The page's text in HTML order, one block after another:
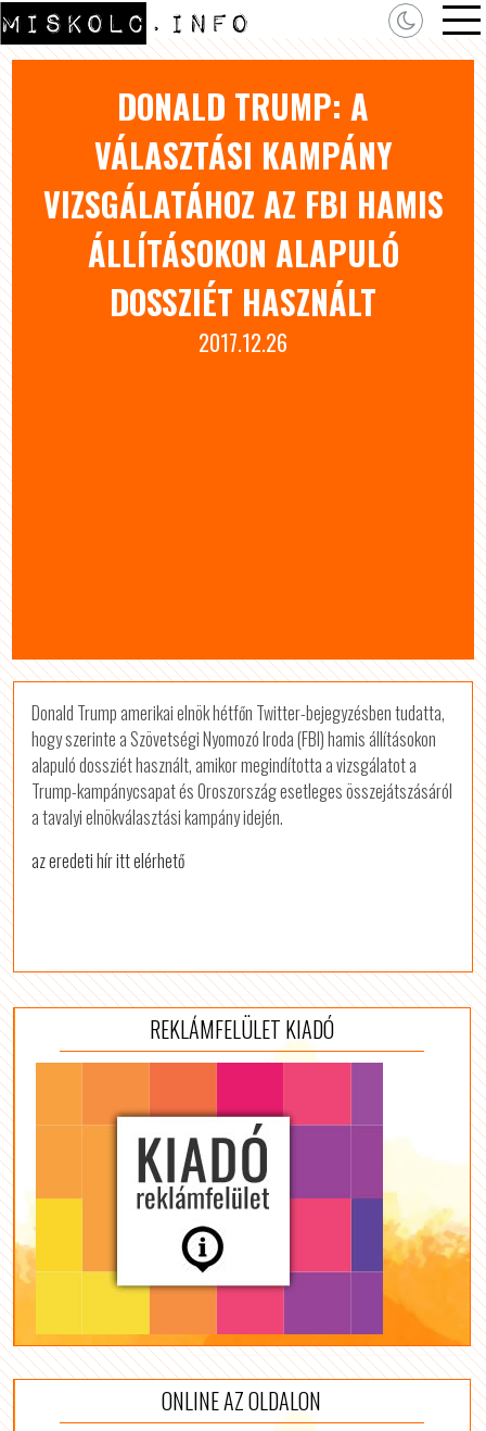
DONALD TRUMP: A
VÁLASZTÁSI KAMPÁNY
VIZSGÁLATÁHOZ AZ FBI HAMIS
ÁLLÍTÁSOKON ALAPULÓ
DOSSZIÉT HASZNÁLT
2017.12.26
Donald Trump amerikai elnök hétfőn Twitter-bejegyzésben tudatta,
hogy szerinte a Szövetségi Nyomozó Iroda (FBI) hamis állításokon
alapuló dossziét használt, amikor megindította a vizsgálatot a
Trump-kampánycsapat és Oroszország esetleges összejátszásáról
a tavalyi elnökválasztási kampány idején.
az eredeti hír itt elérhető
REKLÁMFELÜLET KIADÓ
ONLINE AZ OLDALON